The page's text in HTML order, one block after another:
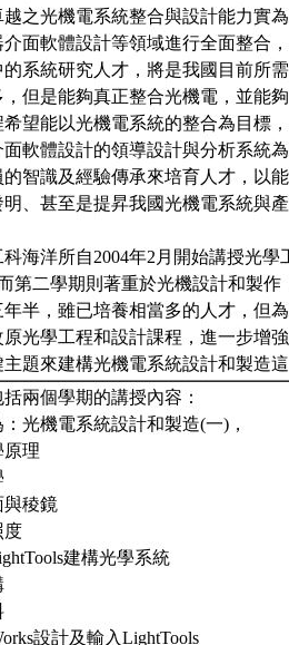
之光機電系統整合與設計能力實
介面軟體設計等領域進行全面整合
系統研究人才，將是我國目前所
，但是能夠真正整合光機電，並能
希望能以光機電系統的整合為目標
面軟體設計的領導設計與分析系統
智識及經驗傳承來培育人才，以
、甚至是提昇我國光機電系統與
科海洋所自2004年2月開始講授光
第二學期則著重於光機設計和製
半，雖已培養相當多的人才，但
光學工程和設計課程，進一步增
題來建構光機電系統設計和製造
兩個學期的講授內容：
光機電系統設計和製造(一)，
原理
與稜鏡
度
建構光學系統
設計及輸入LightTools